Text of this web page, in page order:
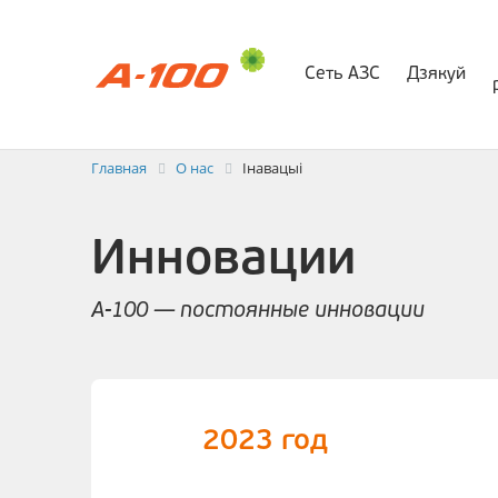
Сеть АЗС Дзякуй
Главная О нас Інавацыі
Инновации
А-100 — постоянные инновации
2023 год